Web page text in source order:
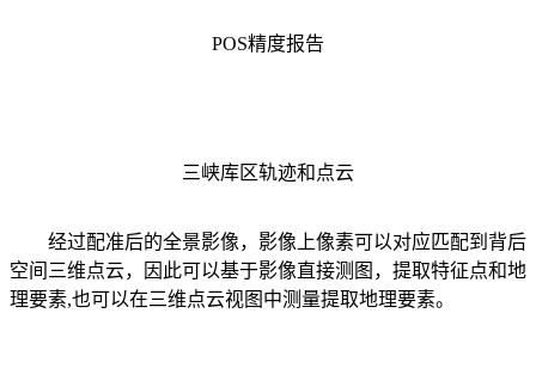
POS精度报告
三峡库区轨迹和点云
经过配准后的全景影像，影像上像素可以对应匹配到背后
空间三维点云，因此可以基于影像直接测图，提取特征点和地
理要素,也可以在三维点云视图中测量提取地理要素。